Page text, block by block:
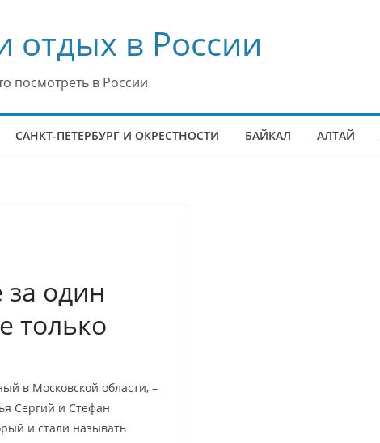
отдых в России
посмотреть в России
САНКТ-ПЕТЕРБУРГ И ОКРЕСТНОСТИ БАЙКАЛ АЛТАЙ
один
только
в Московской области, –
Сергий и Стефан
и стали называть